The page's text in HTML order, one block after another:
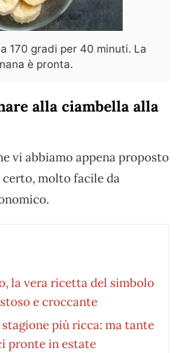
170 gradi per 40 minuti. La
è pronta.
alla ciambella alla
vi abbiamo appena proposto
certo, molto facile da
la vera ricetta del simbolo
e croccante
più ricca: ma tante
pronte in estate